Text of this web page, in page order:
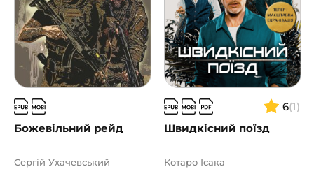
Божевільний рейд
Сергій Ухачевський
6(1)
Швидкісний поїзд
Котаро Ісака